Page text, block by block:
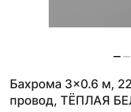
Бахрома 3×0.6 м,
провод, ТЁПЛАЯ